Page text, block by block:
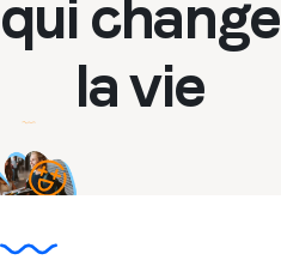
qui change
la vie